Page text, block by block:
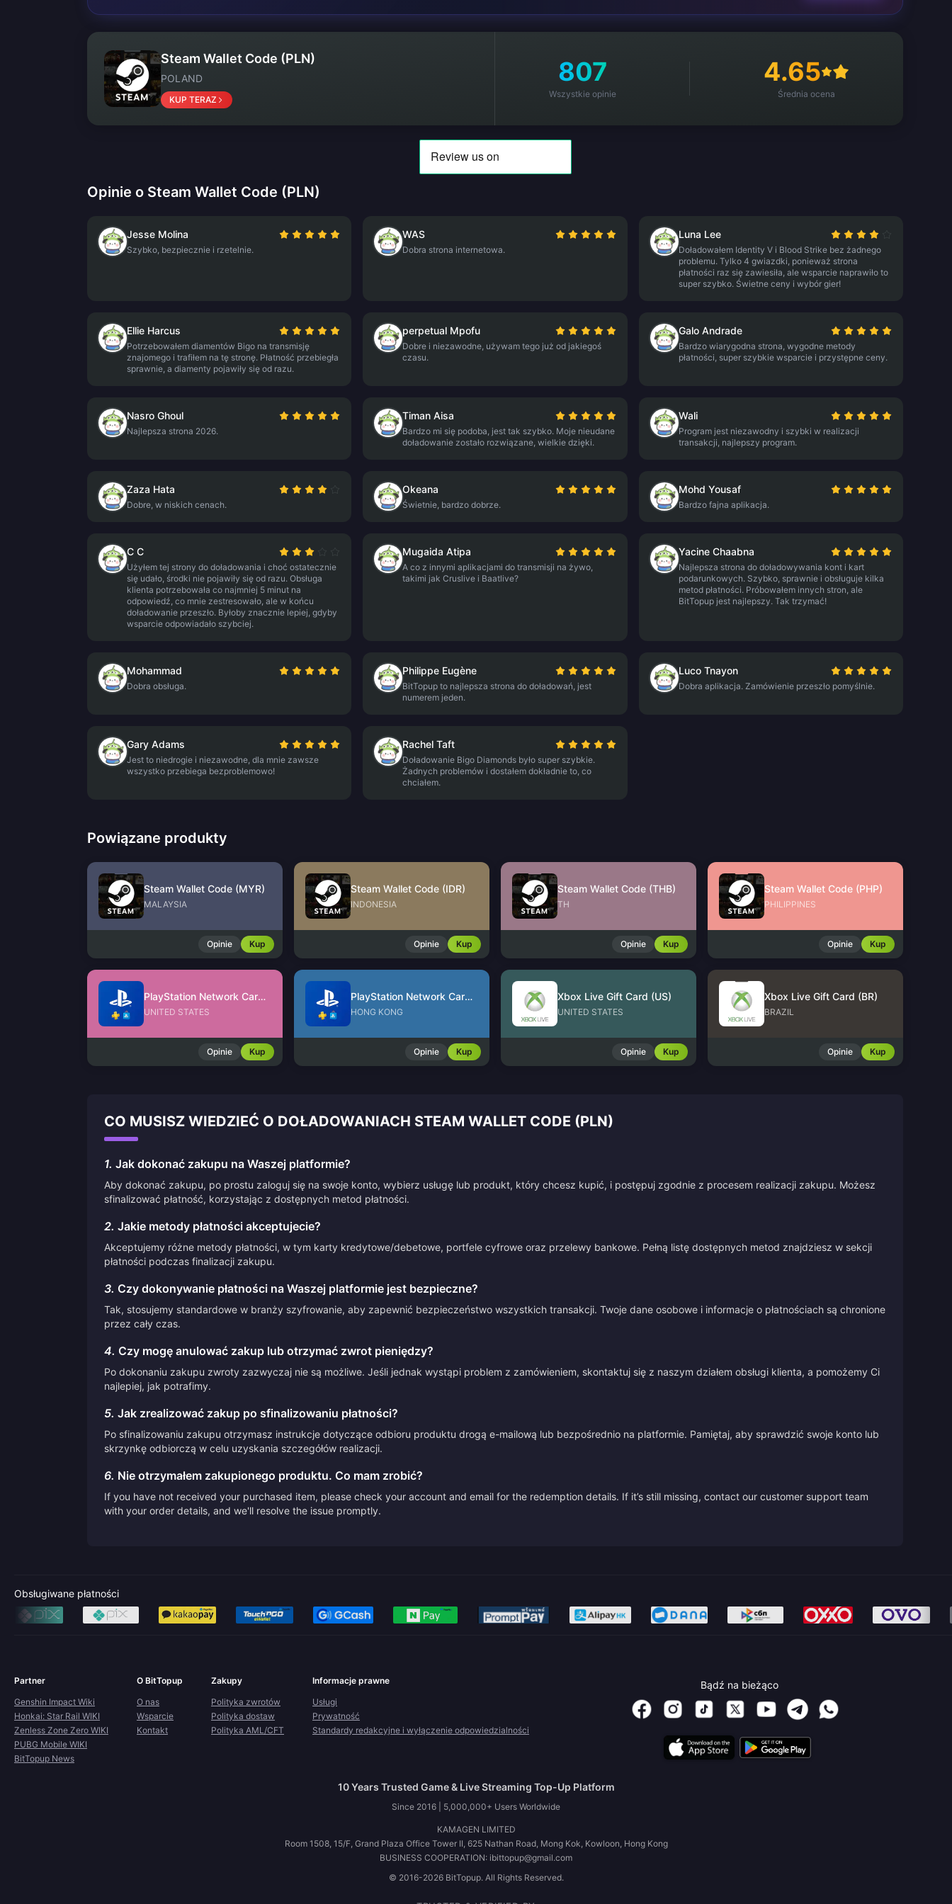
Steam Wallet Code (PLN)
POLAND
KUP TERAZ
807
Wszystkie opinie
4.65
Średnia ocena
Opinie o Steam Wallet Code (PLN)
Jesse Molina
Szybko, bezpiecznie i rzetelnie.
WAS
Dobra strona internetowa.
Luna Lee
Doładowałem Identity V i Blood Strike bez żadnego
problemu. Tylko 4 gwiazdki, ponieważ strona
płatności raz się zawiesiła, ale wsparcie naprawiło to
super szybko. Świetne ceny i wybór gier!
Ellie Harcus
Potrzebowałem diamentów Bigo na transmisję
znajomego i trafiłem na tę stronę. Płatność przebiegła
sprawnie, a diamenty pojawiły się od razu.
perpetual Mpofu
Dobre i niezawodne, używam tego już od jakiegoś
czasu.
Galo Andrade
Bardzo wiarygodna strona, wygodne metody
płatności, super szybkie wsparcie i przystępne ceny.
Nasro Ghoul
Najlepsza strona 2026.
Timan Aisa
Bardzo mi się podoba, jest tak szybko. Moje nieudane
doładowanie zostało rozwiązane, wielkie dzięki.
Wali
Program jest niezawodny i szybki w realizacji
transakcji, najlepszy program.
Zaza Hata
Dobre, w niskich cenach.
Okeana
Świetnie, bardzo dobrze.
Mohd Yousaf
Bardzo fajna aplikacja.
C C
Użyłem tej strony do doładowania i choć ostatecznie
się udało, środki nie pojawiły się od razu. Obsługa
klienta potrzebowała co najmniej 5 minut na
odpowiedź, co mnie zestresowało, ale w końcu
doładowanie przeszło. Byłoby znacznie lepiej, gdyby
wsparcie odpowiadało szybciej.
Mugaida Atipa
A co z innymi aplikacjami do transmisji na żywo,
takimi jak Cruslive i Baatlive?
Yacine Chaabna
Najlepsza strona do doładowywania kont i kart
podarunkowych. Szybko, sprawnie i obsługuje kilka
metod płatności. Próbowałem innych stron, ale
BitTopup jest najlepszy. Tak trzymać!
Mohammad
Dobra obsługa.
Philippe Eugène
BitTopup to najlepsza strona do doładowań, jest
numerem jeden.
Luco Tnayon
Dobra aplikacja. Zamówienie przeszło pomyślnie.
Gary Adams
Jest to niedrogie i niezawodne, dla mnie zawsze
wszystko przebiega bezproblemowo!
Rachel Taft
Doładowanie Bigo Diamonds było super szybkie.
Żadnych problemów i dostałem dokładnie to, co
chciałem.
Powiązane produkty
Steam Wallet Code (MYR)
MALAYSIA
Opinie Kup
Steam Wallet Code (IDR)
INDONESIA
Opinie Kup
Steam Wallet Code (THB)
TH
Opinie Kup
Steam Wallet Code (PHP)
PHILIPPINES
Opinie Kup
PlayStation Network Card (US)
UNITED STATES
Opinie Kup
PlayStation Network Card (HK)
HONG KONG
Opinie Kup
Xbox Live Gift Card (US)
UNITED STATES
Opinie Kup
Xbox Live Gift Card (BR)
BRAZIL
Opinie Kup
CO MUSISZ WIEDZIEĆ O DOŁADOWANIACH STEAM WALLET CODE (PLN)
1. Jak dokonać zakupu na Waszej platformie?
Aby dokonać zakupu, po prostu zaloguj się na swoje konto, wybierz usługę lub produkt, który chcesz kupić, i postępuj zgodnie z procesem realizacji zakupu. Możesz
sfinalizować płatność, korzystając z dostępnych metod płatności.
2. Jakie metody płatności akceptujecie?
Akceptujemy różne metody płatności, w tym karty kredytowe/debetowe, portfele cyfrowe oraz przelewy bankowe. Pełną listę dostępnych metod znajdziesz w sekcji
płatności podczas finalizacji zakupu.
3. Czy dokonywanie płatności na Waszej platformie jest bezpieczne?
Tak, stosujemy standardowe w branży szyfrowanie, aby zapewnić bezpieczeństwo wszystkich transakcji. Twoje dane osobowe i informacje o płatnościach są chronione
przez cały czas.
4. Czy mogę anulować zakup lub otrzymać zwrot pieniędzy?
Po dokonaniu zakupu zwroty zazwyczaj nie są możliwe. Jeśli jednak wystąpi problem z zamówieniem, skontaktuj się z naszym działem obsługi klienta, a pomożemy Ci
najlepiej, jak potrafimy.
5. Jak zrealizować zakup po sfinalizowaniu płatności?
Po sfinalizowaniu zakupu otrzymasz instrukcje dotyczące odbioru produktu drogą e-mailową lub bezpośrednio na platformie. Pamiętaj, aby sprawdzić swoje konto lub
skrzynkę odbiorczą w celu uzyskania szczegółów realizacji.
6. Nie otrzymałem zakupionego produktu. Co mam zrobić?
If you have not received your purchased item, please check your account and email for the redemption details. If it’s still missing, contact our customer support team
with your order details, and we'll resolve the issue promptly.
Obsługiwane płatności
Partner
Genshin Impact Wiki
Honkai: Star Rail WIKI
Zenless Zone Zero WIKI
PUBG Mobile WIKI
BitTopup News
O BitTopup
O nas
Wsparcie
Kontakt
Zakupy
Polityka zwrotów
Polityka dostaw
Polityka AML/CFT
Informacje prawne
Usługi
Prywatność
Standardy redakcyjne i wyłączenie odpowiedzialności
Bądź na bieżąco
10 Years Trusted Game & Live Streaming Top-Up Platform
Since 2016 | 5,000,000+ Users Worldwide
KAMAGEN LIMITED
Room 1508, 15/F, Grand Plaza Office Tower II, 625 Nathan Road, Mong Kok, Kowloon, Hong Kong
BUSINESS COOPERATION: ibittopup@gmail.com
© 2016-2026 BitTopup. All Rights Reserved.